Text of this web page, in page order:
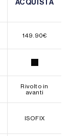
ACQUISTA
149.90€
Rivolto in
avanti
ISOFIX